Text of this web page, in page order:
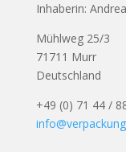
Inhaberin:
Mühlweg 25/3
71711 Murr
Deutschland
+49 (0) 71 44 /